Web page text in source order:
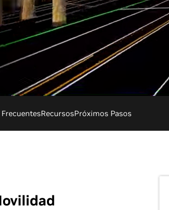
RecursosPróximos Pasos